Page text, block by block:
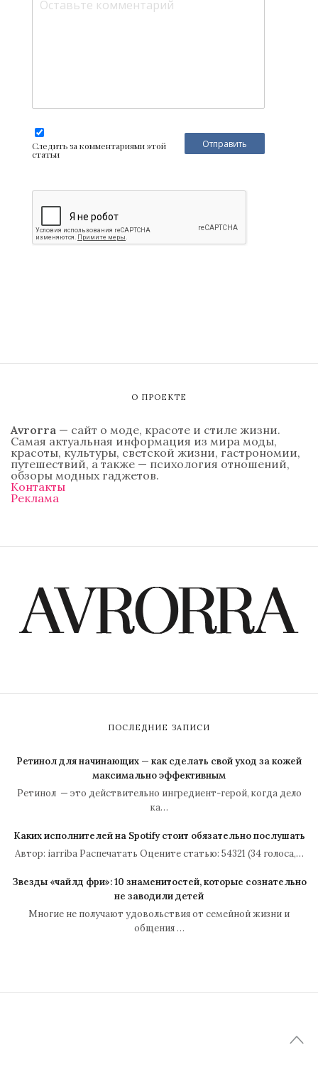
Следить за комментариями этой
статьи
О ПРОЕКТЕ
Avrorra — сайт о моде, красоте и стиле жизни.
Самая актуальная информация из мира моды,
красоты, культуры, светской жизни, гастрономии,
путешествий, а также — психология отношений,
обзоры модных гаджетов.
Контакты
Реклама
ПОСЛЕДНИЕ ЗАПИСИ
Ретинол для начинающих — как сделать свой уход за кожей
максимально эффективным
Ретинол — это действительно ингредиент-герой, когда дело
ка…
Каких исполнителей на Spotify стоит обязательно послушать
Автор: iarriba Распечатать Оцените статью: 54321 (34 голоса,…
Звезды «чайлд фри»: 10 знаменитостей, которые сознательно
не заводили детей
Многие не получают удовольствия от семейной жизни и
общения …